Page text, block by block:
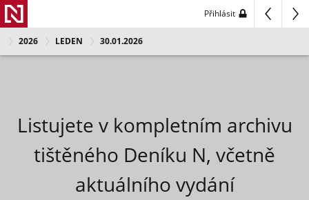
Přihlásit
2026 LEDEN 30.01.2026
Listujete v kompletním archivu
tištěného Deníku N, včetně
aktuálního vydání